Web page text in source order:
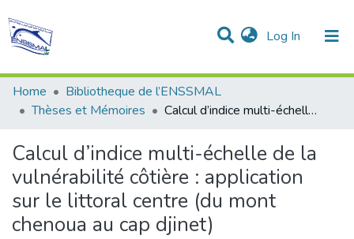
Log In (current)
Communities & Collections
Statistics
All of DSpace
Home
Bibliotheque de l’ENSSMAL
Thèses et Mémoires
Calcul d’indice multi-échelle de la vulnérabilité côtière : application sur le littoral centre (du mont chenoua au cap djinet)
Calcul d’indice multi-échelle de la
vulnérabilité côtière : application
sur le littoral centre (du mont
chenoua au cap djinet)